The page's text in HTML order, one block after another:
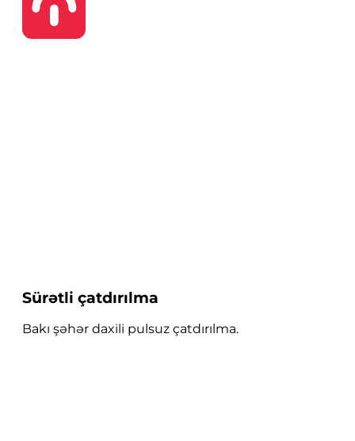
Sürətli çatdırılma
Bakı şəhər daxili pulsuz çatdırılma.